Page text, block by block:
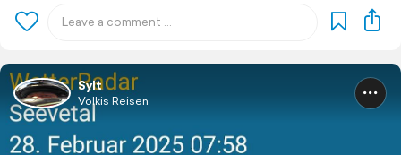
Sylt
Volkis Reisen